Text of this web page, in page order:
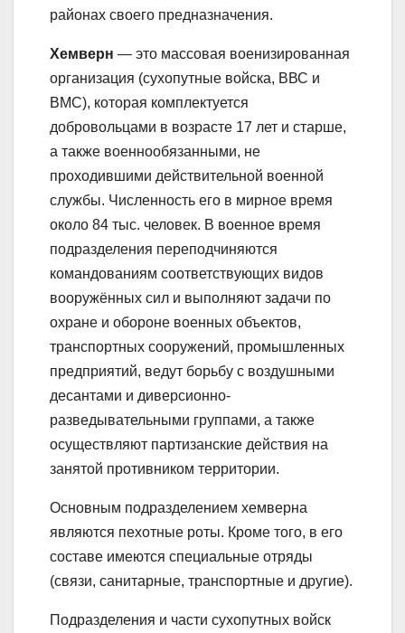
районах своего предназначения.
Хемверн — это массовая военизированная
организация (сухопутные войска, ВВС и
ВМС), которая комплектуется
добровольцами в возрасте 17 лет и старше,
а также военнообязанными, не
проходившими действительной военной
службы. Численность его в мирное время
около 84 тыс. человек. В военное время
подразделения переподчиняются
командованиям соответствующих видов
вооружённых сил и выполняют задачи по
охране и обороне военных объектов,
транспортных сооружений, промышленных
предприятий, ведут борьбу с воздушными
десантами и диверсионно-
разведывательными группами, а также
осуществляют партизанские действия на
занятой противником территории.
Основным подразделением хемверна
являются пехотные роты. Кроме того, в его
составе имеются специальные отряды
(связи, санитарные, транспортные и другие).
Подразделения и части сухопутных войск